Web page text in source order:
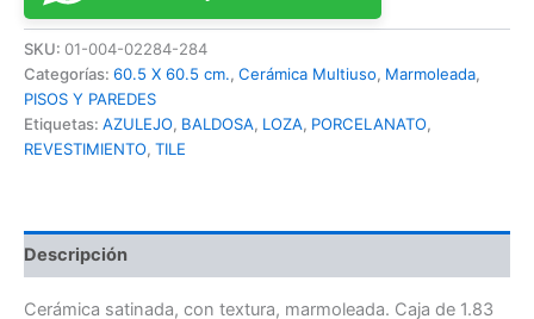
SKU: 01-004-02284-284
Categorías: 60.5 X 60.5 cm., Cerámica Multiuso, Marmoleada,
PISOS Y PAREDES
Etiquetas: AZULEJO, BALDOSA, LOZA, PORCELANATO,
REVESTIMIENTO, TILE
Descripción
Cerámica satinada, con textura, marmoleada. Caja de 1.83